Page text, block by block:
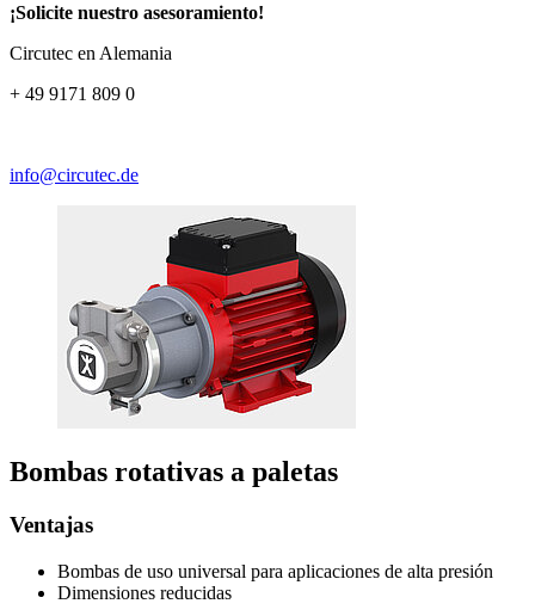
¡Solicite nuestro asesoramiento!
Circutec en Alemania
+ 49 9171 809 0
info@circutec.de
Bombas rotativas a paletas
Ventajas
Bombas de uso universal para aplicaciones de alta presión
Dimensiones reducidas